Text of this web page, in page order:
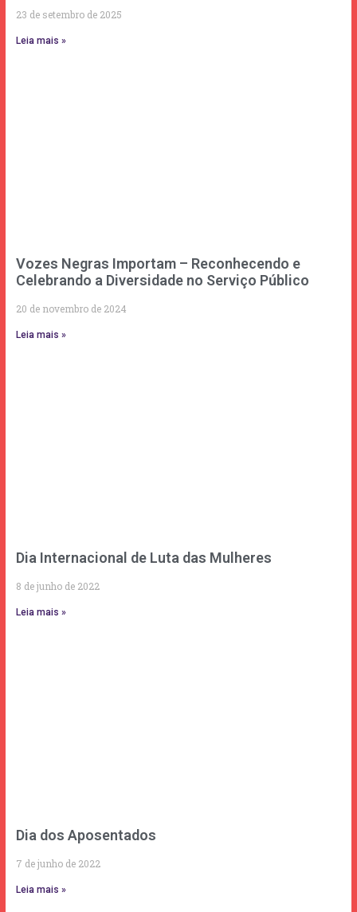
23 de setembro de 2025
Leia mais »
Vozes Negras Importam – Reconhecendo e
Celebrando a Diversidade no Serviço Público
20 de novembro de 2024
Leia mais »
Dia Internacional de Luta das Mulheres
8 de junho de 2022
Leia mais »
Dia dos Aposentados
7 de junho de 2022
Leia mais »